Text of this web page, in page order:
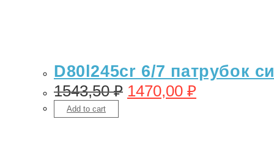
D80l245cr 6/7 патрубок
1543,50₽ 1470,00 ₽
Add to cart